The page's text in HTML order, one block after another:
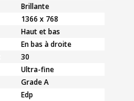
Brillante
1366 x 768
Haut et bas
En bas à droite
30
Ultra-fine
Grade A
Edp